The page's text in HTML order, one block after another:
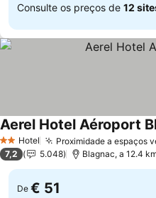
Consulte os preços de 12
2 Estrelas
Hotel Proximidade a espaços
Aerel Hotel Aéroport
7,2 5.048 Blagnac, a 12.4
De € 51